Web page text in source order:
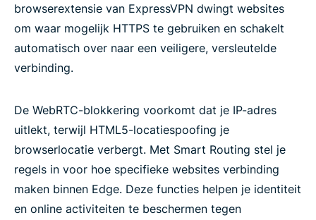
browserextensie van ExpressVPN dwingt websites
om waar mogelijk HTTPS te gebruiken en schakelt
automatisch over naar een veiligere, versleutelde
verbinding.
De WebRTC-blokkering voorkomt dat je IP-adres
uitlekt, terwijl HTML5-locatiespoofing je
browserlocatie verbergt. Met Smart Routing stel je
regels in voor hoe specifieke websites verbinding
maken binnen Edge. Deze functies helpen je identiteit
en online activiteiten te beschermen tegen